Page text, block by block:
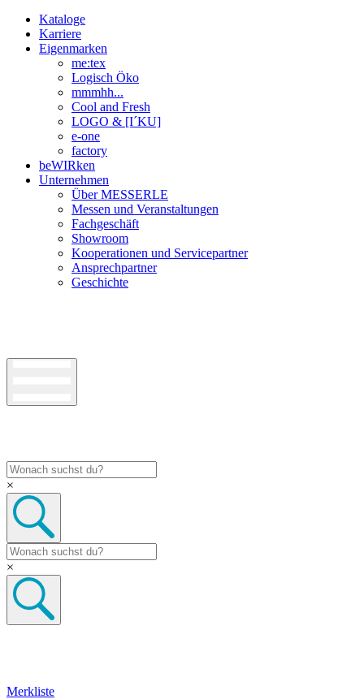
Kataloge
Karriere
Eigenmarken
me:tex
Logisch Öko
mmmhh...
Cool and Fresh
LOGO & [I´KU]
e-one
factory
beWIRken
Unternehmen
Über MESSERLE
Messen und Veranstaltungen
Fachgeschäft
Showroom
Kooperationen und Servicepartner
Ansprechpartner
Geschichte
×
×
Merkliste